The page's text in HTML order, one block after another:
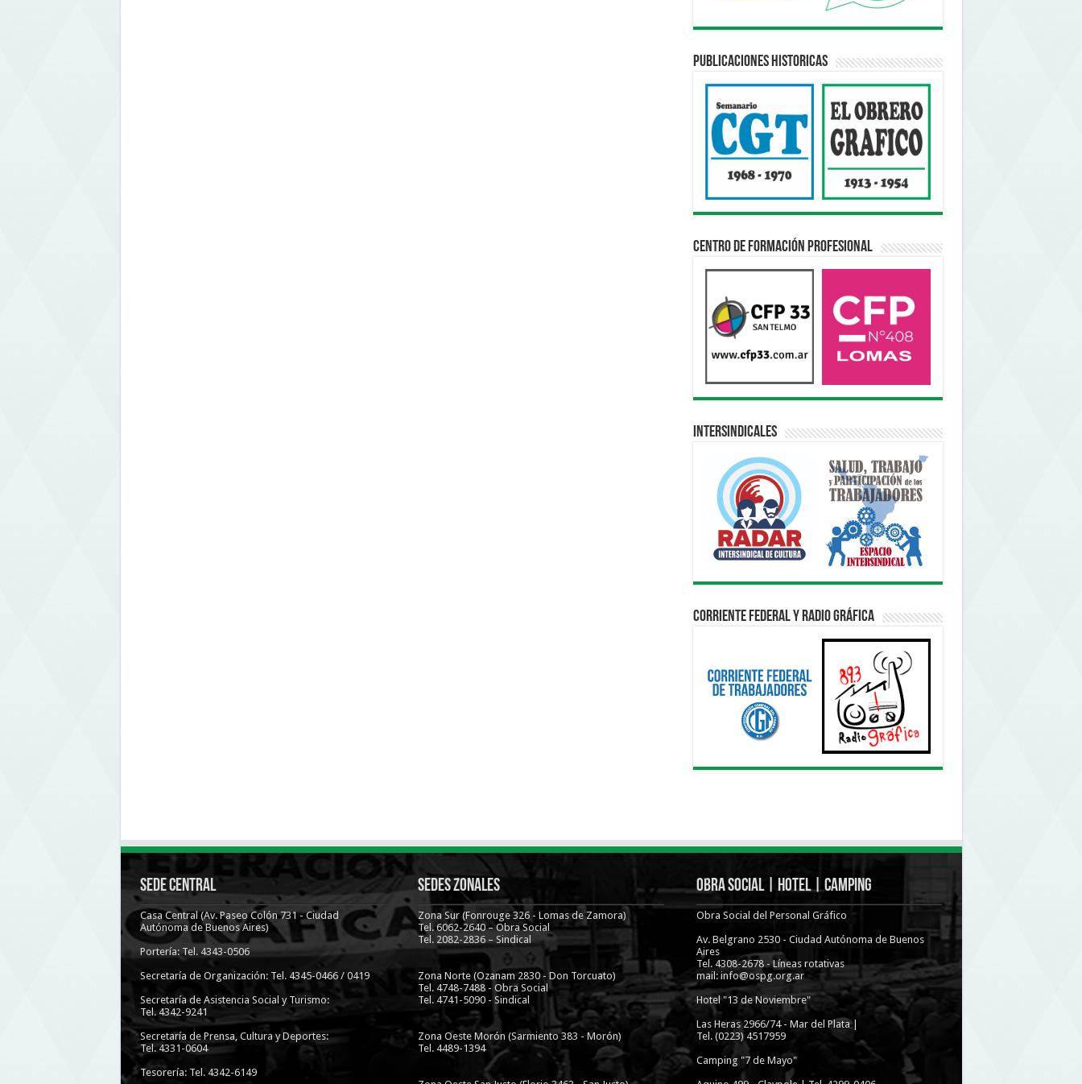
Publicaciones Historicas
Centro de Formación Profesional
Intersindicales
Corriente Federal y Radio Gráfica
Sede Central
Casa Central (Av. Paseo Colón 731 - Ciudad
Autónoma de Buenos Aires)
Portería: Tel. 4343-0506
Secretaría de Organización: Tel. 4345-0466 / 0419
Secretaría de Asistencia Social y Turismo:
Tel. 4342-9241
Secretaría de Prensa, Cultura y Deportes:
Tel. 4331-0604
Tesorería: Tel. 4342-6149
Sedes Zonales
Zona Sur (Fonrouge 326 - Lomas de Zamora)
Tel. 6062-2640 – Obra Social
Tel. 2082-2836 – Sindical
Zona Norte (Ozanam 2830 - Don Torcuato)
Tel. 4748-7488 - Obra Social
Tel. 4741-5090 - Sindical
Zona Oeste Morón (Sarmiento 383 - Morón)
Tel. 4489-1394
Obra Social | Hotel | Camping
Obra Social del Personal Gráfico
Av. Belgrano 2530 - Ciudad Autónoma de Buenos
Aires
Tel. 4308-2678 - Líneas rotativas
mail: info@ospg.org.ar
Hotel "13 de Noviembre"
Las Heras 2966/74 - Mar del Plata |
Tel. (0223) 4517959
Camping "7 de Mayo"